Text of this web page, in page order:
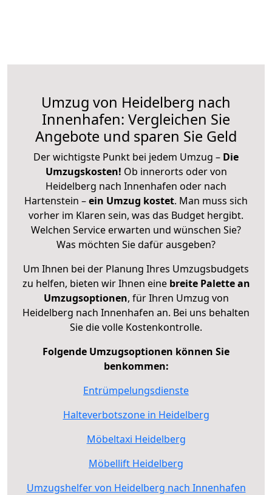
Umzug von Heidelberg nach
Innenhafen: Vergleichen Sie
Angebote und sparen Sie Geld
Der wichtigste Punkt bei jedem Umzug – Die
Umzugskosten! Ob innerorts oder von
Heidelberg nach Innenhafen oder nach
Hartenstein –ein Umzug kostet. Man muss sich
vorher im Klaren sein, was das Budget hergibt.
Welchen Service erwarten und wünschen Sie?
Was möchten Sie dafür ausgeben?
Um Ihnen bei der Planung Ihres Umzugsbudgets
zu helfen, bieten wir Ihnen eine breite Palette an
Umzugsoptionen, für Ihren Umzug von
Heidelberg nach Innenhafen an. Bei uns behalten
Sie die volle Kostenkontrolle.
Folgende Umzugsoptionen können Sie
benkommen:
Entrümpelungsdienste
Halteverbotszone in Heidelberg
Möbeltaxi Heidelberg
Möbellift Heidelberg
Umzugshelfer von Heidelberg nach Innenhafen